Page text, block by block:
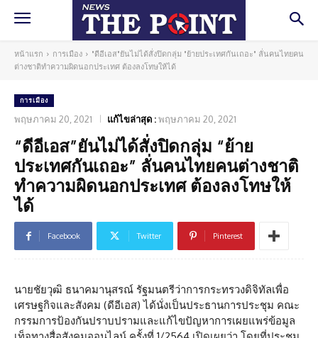
หน้าแรก การเมือง
"ดีอีเอส"ยันไม่ได้สั่งปิดกลุ่ม "ย้ายประเทศกันเถอะ" ลั่นคนไทยคน
ต่างชาติทำความผิดนอกประเทศ ต้องลงโทษให้ได้
การเมือง
พฤษภาคม 20, 2021 แก้ไขล่าสุด :พฤษภาคม 20, 2021
“ดีอีเอส”ยันไม่ได้สั่งปิดกลุ่ม “ย้าย
ประเทศกันเถอะ” ลั่นคนไทยคนต่างชาติ
ทำความผิดนอกประเทศ ต้องลงโทษให้
ได้
Facebook Twitter Pinterest
นายชัยวุฒิ ธนาคมานุสรณ์ รัฐมนตรีว่าการกระทรวงดิจิทัลเพื่อ
เศรษฐกิจและสังคม (ดีอีเอส) ได้นั่งเป็นประธานการประชุม คณะ
กรรมการป้องกันปราบปรามและแก้ไขปัญหาการเผยแพร่ข้อมูล